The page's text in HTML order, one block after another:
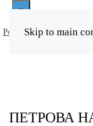
доступности
Skip to main
Ростов Таганрог
ПЕТРОВА